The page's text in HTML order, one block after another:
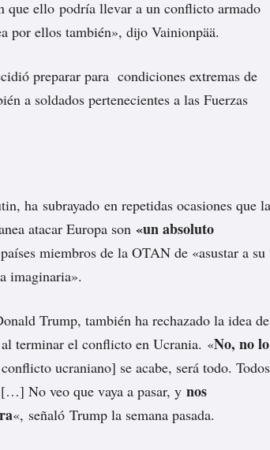
que ello podría llevar a un conflicto armado
por ellos también», dijo Vainionpää.
preparar para condiciones extremas de
a soldados pertenecientes a las Fuerzas
ha subrayado en repetidas ocasiones que
atacar Europa son «un absoluto
miembros de la OTAN de «asustar a su
imaginaria».
Trump, también ha rechazado la idea de
terminar el conflicto en Ucrania. «No, no lo
ucraniano] se acabe, será todo. Todos
No veo que vaya a pasar, y nos
«, señaló Trump la semana pasada.